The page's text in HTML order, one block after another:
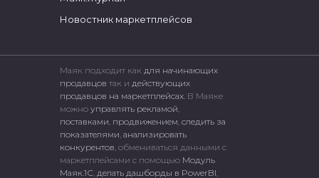
Новостник маркетплейсов
Маяк подходит как для начинающих
продавцов так и действующих
продавцов на маркетплейсах. В Маяке
можно управлять рекламой,
поставками, продвижением, следить за
показателями, анализировать
конкурентов, обмениваться данными с
маркетплейсами c помощью Модуль
Маяк.1С, делать дашборды в PowerBI,